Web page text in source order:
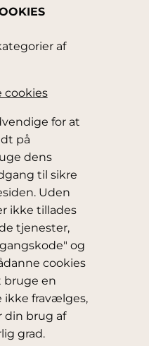
af
cookies
for at
på
dens
til sikre
Uden
ikke tillades
tjenester,
og
cookies
bruge en
ikke fravælges,
din brug af
grad.